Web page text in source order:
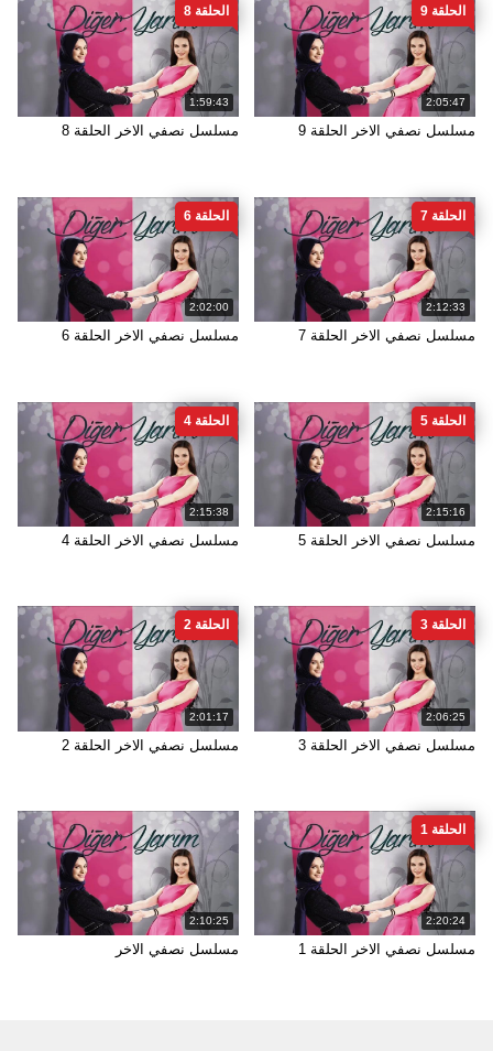
2:05:47
الحلقة 9
مسلسل نصفي الاخر الحلقة 9
1:59:43
الحلقة 8
مسلسل نصفي الاخر الحلقة 8
2:12:33
الحلقة 7
مسلسل نصفي الاخر الحلقة 7
2:02:00
الحلقة 6
مسلسل نصفي الاخر الحلقة 6
2:15:16
الحلقة 5
مسلسل نصفي الاخر الحلقة 5
2:15:38
الحلقة 4
مسلسل نصفي الاخر الحلقة 4
2:06:25
الحلقة 3
مسلسل نصفي الاخر الحلقة 3
2:01:17
الحلقة 2
مسلسل نصفي الاخر الحلقة 2
2:20:24
الحلقة 1
مسلسل نصفي الاخر الحلقة 1
2:10:25
مسلسل نصفي الاخر